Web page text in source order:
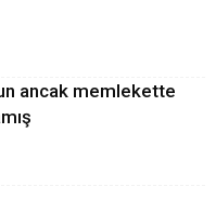
ancak memlekette